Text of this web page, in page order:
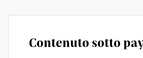
Contenuto sotto